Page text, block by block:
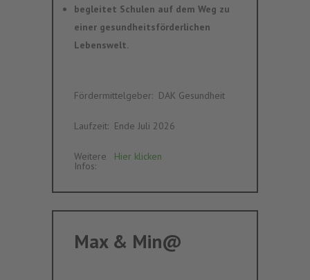
begleitet Schulen auf dem Weg zu
einer gesundheitsförderlichen
Lebenswelt.
Fördermittelgeber:‎ ‎ DAK Gesundheit
Laufzeit:‎ ‎ Ende Juli 2026
Weitere
Infos:‎ ‎
Hier klicken
Max & Min@